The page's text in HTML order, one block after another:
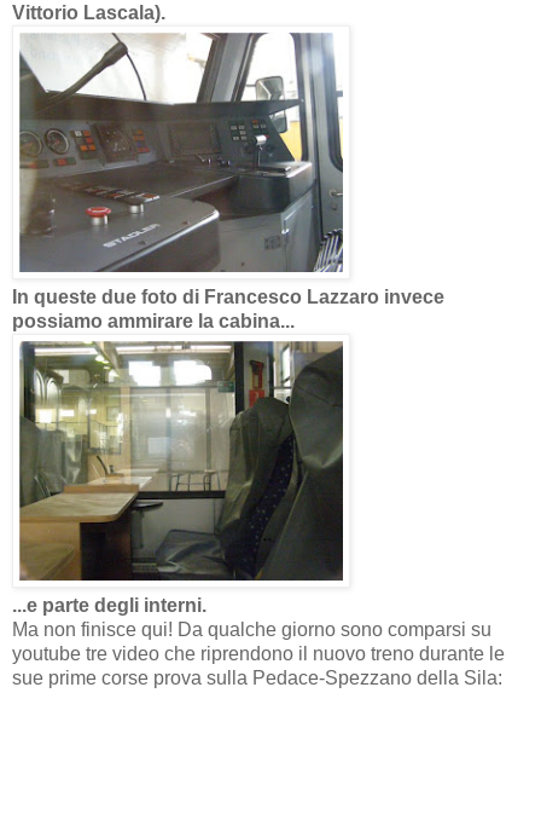
Vittorio Lascala).
In queste due foto di Francesco Lazzaro invece
possiamo ammirare la cabina...
...e parte degli interni.
Ma non finisce qui! Da qualche giorno sono comparsi su
youtube tre video che riprendono il nuovo treno durante le
sue prime corse prova sulla Pedace-Spezzano della Sila: